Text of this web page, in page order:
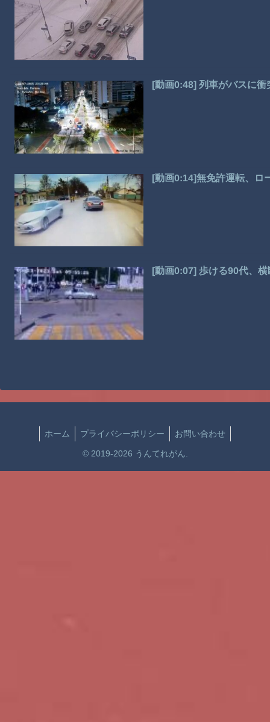
[動画0:48] 列車がバスに
[動画0:14]無免許運転、ロ
[動画0:07] 歩ける90代、
ホーム プライバシーポリシー お問い合わせ
© 2019-2026 うんてれがん.